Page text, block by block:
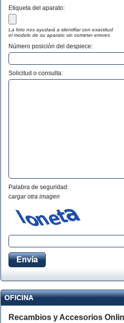
Etiqueta del aparato:
La foto nos ayudará a identifiar con exactitud
el modelo de su aparato sin cometer errores
Número posición del despiece:
Solicitud o consulta:
Palabra de seguridad:
cargar otra imagen
OFICINA
Recambios y Accesorios